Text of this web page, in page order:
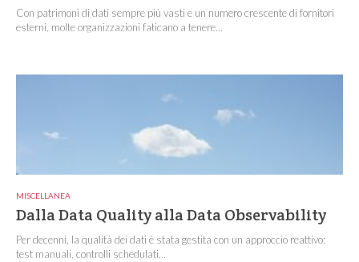
Con patrimoni di dati sempre più vasti e un numero crescente di fornitori
esterni, molte organizzazioni faticano a tenere...
MISCELLANEA
Dalla Data Quality alla Data Observability
Per decenni, la qualità dei dati è stata gestita con un approccio reattivo:
test manuali, controlli schedulati...